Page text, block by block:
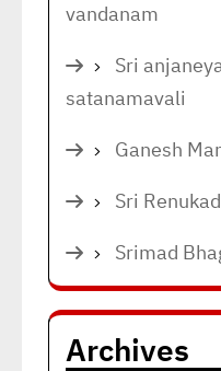
vandanam
Sri
satanamavali
Ganesh
Sri
Srimad
Archives